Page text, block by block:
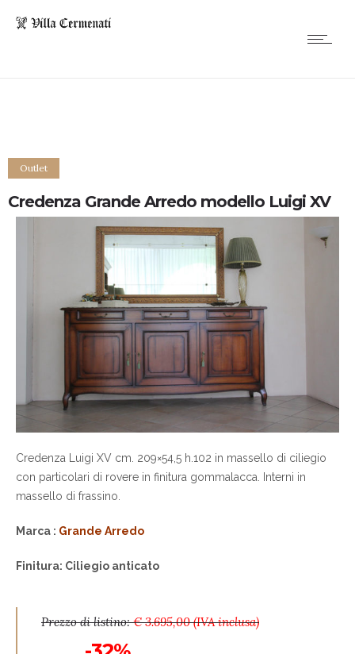
Outlet
Credenza Grande Arredo modello Luigi XV
Credenza Luigi XV cm. 209×54,5 h.102 in massello di ciliegio
con particolari di rovere in finitura gommalacca. Interni in
massello di frassino.
Marca : Grande Arredo
Finitura: Ciliegio anticato
Prezzo di listino:€ 3.695,00 (IVA inclusa)